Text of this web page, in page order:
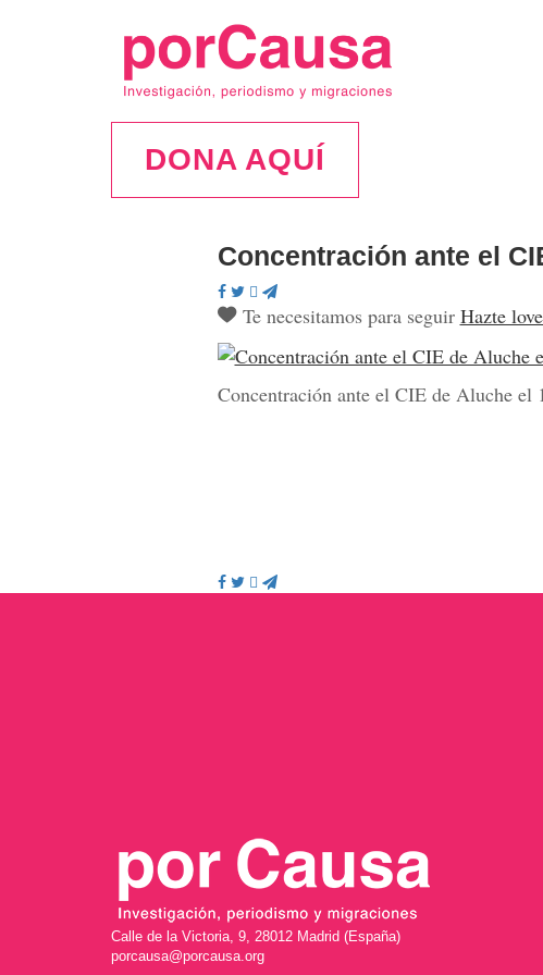
DONA AQUÍ
Concentración ante el
Te necesitamos para seguir Hazte
Concentración ante el CIE de Aluche el
Calle de la Victoria, 9, 28012 Madrid (España)
porcausa@porcausa.org